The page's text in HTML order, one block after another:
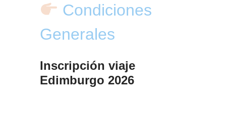
Condiciones
Generales
Inscripción viaje
Edimburgo 2026